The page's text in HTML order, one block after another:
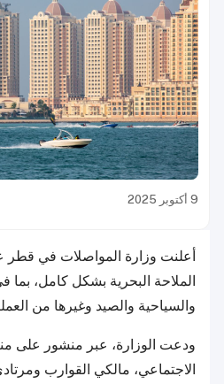
9 أكتوبر 2025
أعلنت وزارة المواصلات في
الملاحة البحرية بشكل كامل، بما
والسياحية والصيد وغيرها من
ودعت الوزارة، عبر منشور على
الاجتماعي، مالكي القوارب